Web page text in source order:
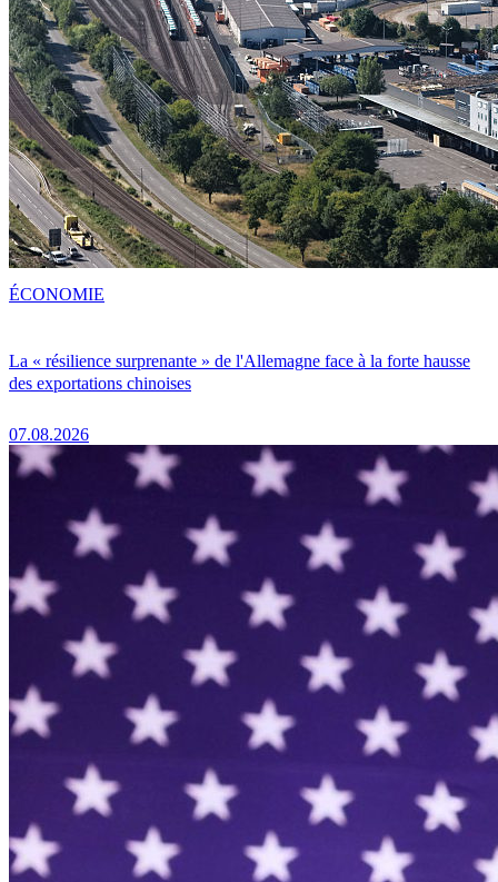
La « résilience surprenante » de l'Allemagne face à la forte hausse
des exportations chinoises
07.08.2026
ÉCONOMIE